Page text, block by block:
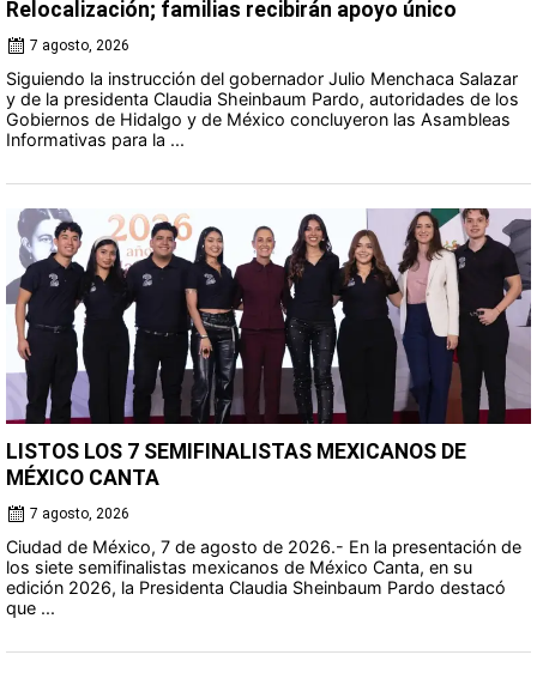
Relocalización; familias recibirán apoyo único
7 agosto, 2026
Siguiendo la instrucción del gobernador Julio Menchaca Salazar
y de la presidenta Claudia Sheinbaum Pardo, autoridades de los
Gobiernos de Hidalgo y de México concluyeron las Asambleas
Informativas para la ...
LISTOS LOS 7 SEMIFINALISTAS MEXICANOS DE
MÉXICO CANTA
7 agosto, 2026
Ciudad de México, 7 de agosto de 2026.- En la presentación de
los siete semifinalistas mexicanos de México Canta, en su
edición 2026, la Presidenta Claudia Sheinbaum Pardo destacó
que ...